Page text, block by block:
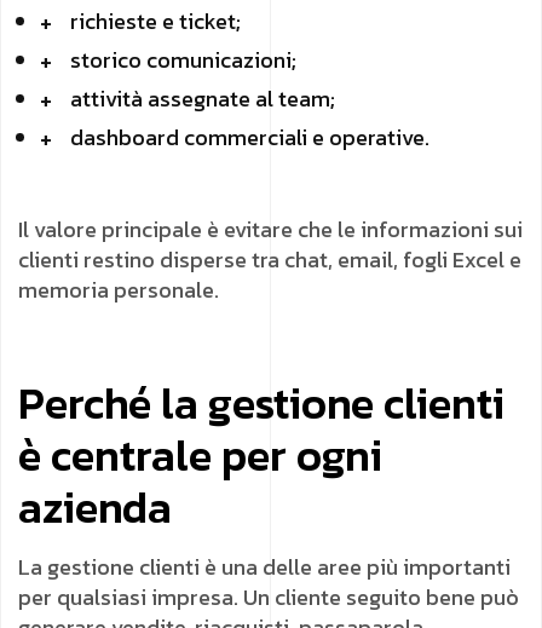
richieste e ticket;
storico comunicazioni;
attività assegnate al team;
dashboard commerciali e operative.
Il valore principale è evitare che le informazioni sui
clienti restino disperse tra chat, email, fogli Excel e
memoria personale.
Perché la gestione clienti
è centrale per ogni
azienda
La gestione clienti è una delle aree più importanti
per qualsiasi impresa. Un cliente seguito bene può